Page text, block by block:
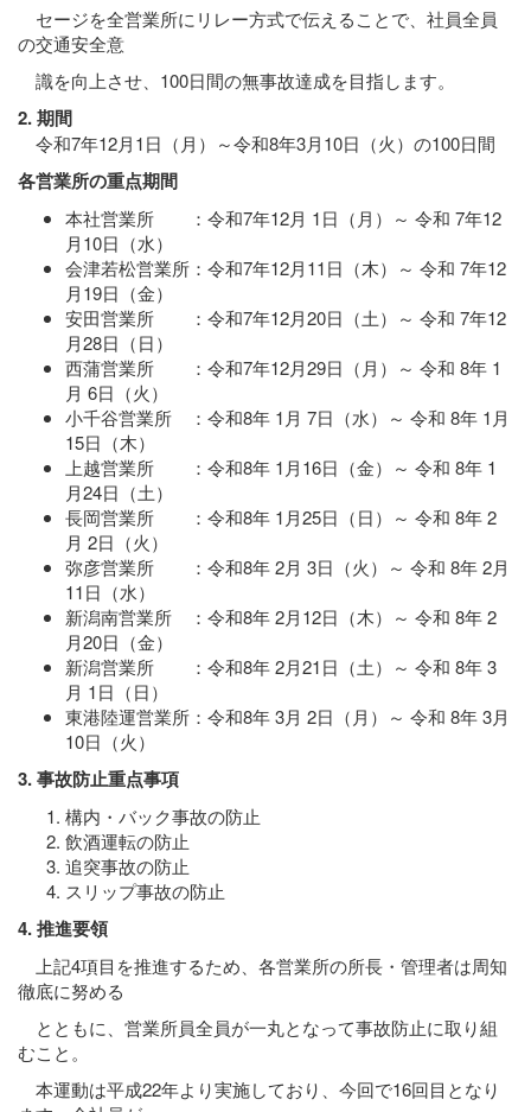
セージを全営業所にリレー方式で伝えることで、社員全員
の交通安全意
識を向上させ、100日間の無事故達成を目指します。
2. 期間
令和7年12月1日（月）～令和8年3月10日（火）の100日間
各営業所の重点期間
本社営業所 ：令和7年12月 1日（月）～ 令和 7年12
月10日（水）
会津若松営業所：令和7年12月11日（木）～ 令和 7年12
月19日（金）
安田営業所 ：令和7年12月20日（土）～ 令和 7年12
月28日（日）
西蒲営業所 ：令和7年12月29日（月）～ 令和 8年 1
月 6日（火）
小千谷営業所 ：令和8年 1月 7日（水）～ 令和 8年 1月
15日（木）
上越営業所 ：令和8年 1月16日（金）～ 令和 8年 1
月24日（土）
長岡営業所 ：令和8年 1月25日（日）～ 令和 8年 2
月 2日（火）
弥彦営業所 ：令和8年 2月 3日（火）～ 令和 8年 2月
11日（水）
新潟南営業所 ：令和8年 2月12日（木）～ 令和 8年 2
月20日（金）
新潟営業所 ：令和8年 2月21日（土）～ 令和 8年 3
月 1日（日）
東港陸運営業所：令和8年 3月 2日（月）～ 令和 8年 3月
10日（火）
3. 事故防止重点事項
構内・バック事故の防止
飲酒運転の防止
追突事故の防止
スリップ事故の防止
4. 推進要領
上記4項目を推進するため、各営業所の所長・管理者は周知
徹底に努める
とともに、営業所員全員が一丸となって事故防止に取り組
むこと。
本運動は平成22年より実施しており、今回で16回目となり